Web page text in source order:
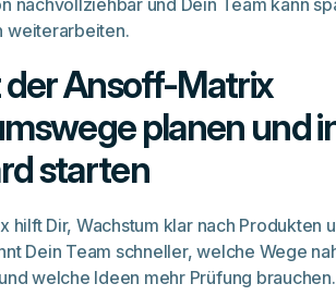
nachvollziehbar und Dein Team kann
weiterarbeiten.
der Ansoff-Matrix
planen und
starten
hilft Dir, Wachstum klar nach Produkten
Dein Team schneller, welche Wege
welche Ideen mehr Prüfung brauchen.